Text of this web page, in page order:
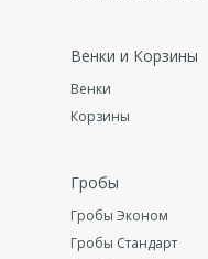
Венки и Корзины
Венки
Корзины
Гробы
Гробы Эконом
Гробы Стандарт